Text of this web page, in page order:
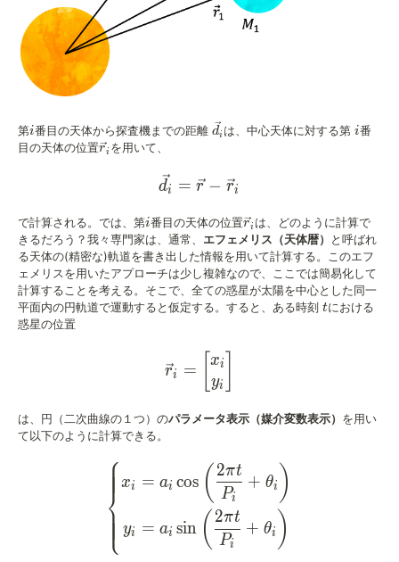
第ii番目の天体から探査機までの距離 \vec{d}_i
di は、中心天体に対する第 ii番
目の天体の位置\vec{r}_i
ri を用いて、
\vec{d}_i=\vec{r}-
di = r − ri
で計算される。では、第ii番目の天体の位置\vec{r}_i
ri は、どのように計算で
きるだろう？我々専門家は、通常、 エフェメリス（天体暦）
と呼ばれ
る天体の(精密な)軌道を書き出した情報を用いて計算する。このエフ
ェメリスを用いたアプローチは少し複雑なので、ここでは簡易化して
計算することを考える。そこで、全ての惑星が太陽を中心とした同一
平面内の円軌道で運動すると仮定する。すると、ある時刻 t
tにおける
惑星の位置
\vec{r}_i =
ri = [xi
yi
は、円（二次曲線の１つ）のパラメータ表示（媒介変数表示） を用い
て以下のように計算できる。
\left\{
⎩
⎨
⎧xi
yi
= ai cos ( Pi
2πt
+ θi )
= ai sin ( Pi
2πt
+ θi )